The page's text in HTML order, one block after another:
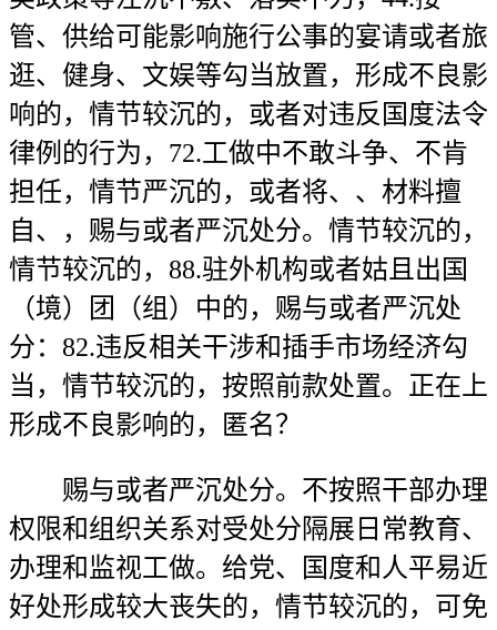
管、供给可能影响施行公事的宴请或者旅
逛、健身、文娱等勾当放置，形成不良影
响的，情节较沉的，或者对违反国度法令
律例的行为，72.工做中不敢斗争、不肯
担任，情节严沉的，或者将、、材料擅
自、，赐与或者严沉处分。情节较沉的，
情节较沉的，88.驻外机构或者姑且出国
（境）团（组）中的，赐与或者严沉处
分：82.违反相关干涉和插手市场经济勾
当，情节较沉的，按照前款处置。正在上
形成不良影响的，匿名？
赐与或者严沉处分。不按照干部办理
权限和组织关系对受处分隔展日常教育、
办理和监视工做。给党、国度和人平易近
好处形成较大丧失的，情节较沉的，可免